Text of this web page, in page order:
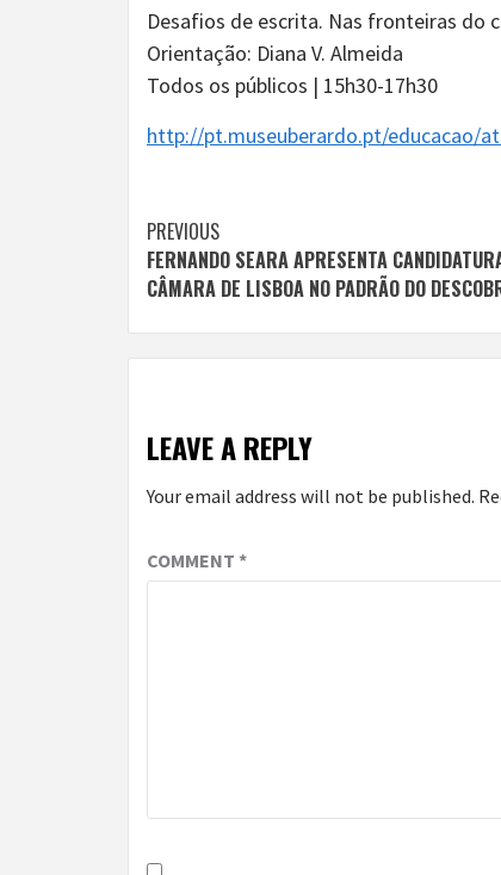
Desafios de escrita. Nas fronteiras do
Orientação: Diana V. Almeida
Todos os públicos | 15h30-17h30
http://pt.museuberardo.pt/educacao/
Continue
Reading
PREVIOUS
FERNANDO SEARA APRESENTA
CÂMARA DE LISBOA NO PADRÃO DO
LEAVE A REPLY
Your email address will not be published.
COMMENT *